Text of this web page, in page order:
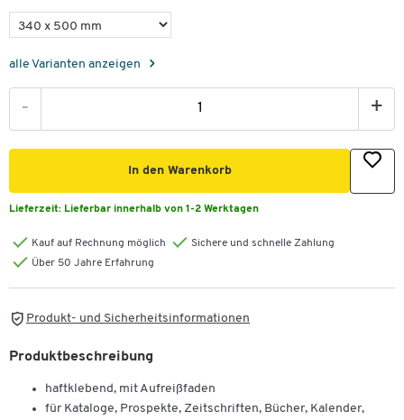
alle Varianten anzeigen
- +
In den Warenkorb
Lieferzeit: Lieferbar innerhalb von 1-2 Werktagen
Kauf auf Rechnung möglich
Sichere und schnelle Zahlung
Über 50 Jahre Erfahrung
Produkt- und Sicherheitsinformationen
Produktbeschreibung
haftklebend, mit Aufreißfaden
für Kataloge, Prospekte, Zeitschriften, Bücher, Kalender,